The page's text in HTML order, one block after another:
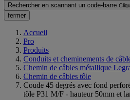
Rechercher en scannant un code-barre
fermer
Accueil
Pro
Produits
Conduits et cheminements de
Chemin de câbles métallique
Chemin de câbles tôle
Coude 45 degrés avec fond
tôle P31 M/F - hauteur 50mm et